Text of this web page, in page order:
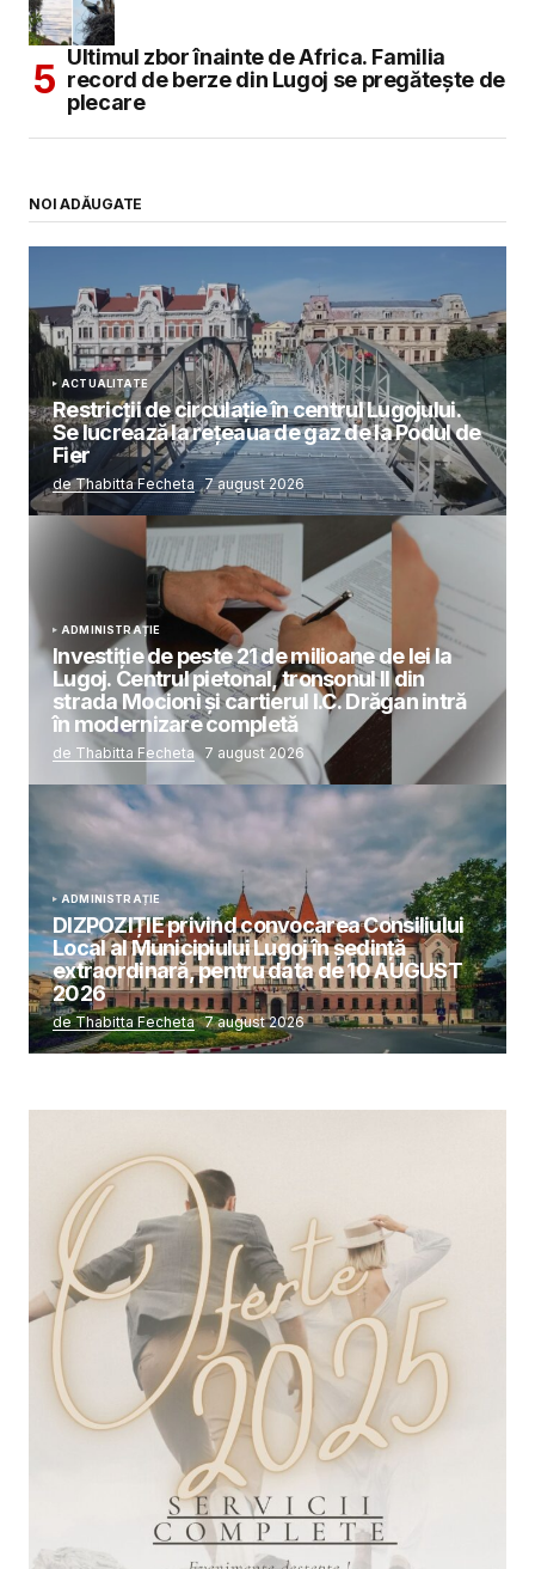
Ultimul zbor înainte de Africa. Familia
record de berze din Lugoj se pregătește de
plecare
NOI ADĂUGATE
ACTUALITATE
Restricții de circulație în centrul Lugojului.
Se lucrează la rețeaua de gaz de la Podul de
Fier
de Thabitta Fecheta 7 august 2026
ADMINISTRAȚIE
Investiție de peste 21 de milioane de lei la
Lugoj. Centrul pietonal, tronsonul II din
strada Mocioni și cartierul I.C. Drăgan intră
în modernizare completă
de Thabitta Fecheta 7 august 2026
ADMINISTRAȚIE
DIZPOZIȚIE privind convocarea Consiliului
Local al Municipiului Lugoj în şedinţă
extraordinară, pentru data de 10 AUGUST
2026
de Thabitta Fecheta 7 august 2026